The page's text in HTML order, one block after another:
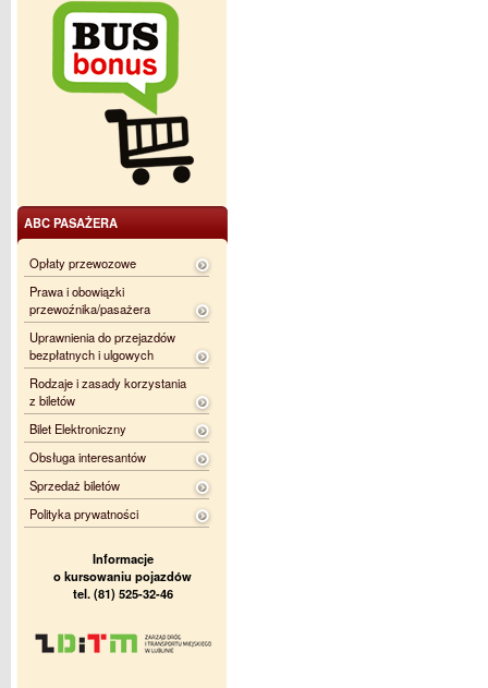
ABC PASAŻERA
Opłaty przewozowe
Prawa i obowiązki
przewoźnika/pasażera
Uprawnienia do przejazdów
bezpłatnych i ulgowych
Rodzaje i zasady korzystania
z biletów
Bilet Elektroniczny
Obsługa interesantów
Sprzedaż biletów
Polityka prywatności
Informacje
o kursowaniu pojazdów
tel. (81) 525-32-46